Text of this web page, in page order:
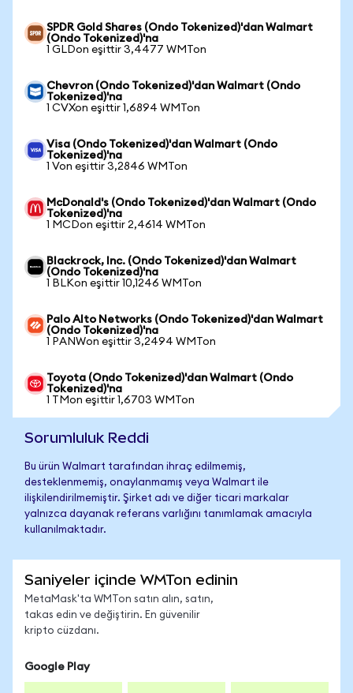
SPDR Gold Shares (Ondo Tokenized)'dan Walmart
(Ondo Tokenized)'na
1 GLDon eşittir 3,4477 WMTon
Chevron (Ondo Tokenized)'dan Walmart (Ondo
Tokenized)'na
1 CVXon eşittir 1,6894 WMTon
Visa (Ondo Tokenized)'dan Walmart (Ondo
Tokenized)'na
1 Von eşittir 3,2846 WMTon
McDonald's (Ondo Tokenized)'dan Walmart (Ondo
Tokenized)'na
1 MCDon eşittir 2,4614 WMTon
Blackrock, Inc. (Ondo Tokenized)'dan Walmart
(Ondo Tokenized)'na
1 BLKon eşittir 10,1246 WMTon
Palo Alto Networks (Ondo Tokenized)'dan Walmart
(Ondo Tokenized)'na
1 PANWon eşittir 3,2494 WMTon
Toyota (Ondo Tokenized)'dan Walmart (Ondo
Tokenized)'na
1 TMon eşittir 1,6703 WMTon
Sorumluluk Reddi
Bu ürün Walmart tarafından ihraç edilmemiş,
desteklenmemiş, onaylanmamış veya Walmart ile
ilişkilendirilmemiştir. Şirket adı ve diğer ticari markalar
yalnızca dayanak referans varlığını tanımlamak amacıyla
kullanılmaktadır.
Saniyeler içinde WMTon edinin
MetaMask'ta WMTon satın alın, satın,
takas edin ve değiştirin. En güvenilir
kripto cüzdanı.
Google Play